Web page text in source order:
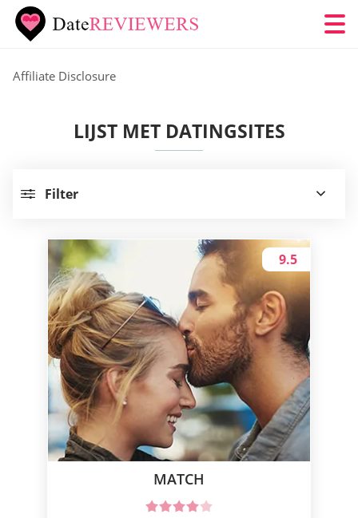
Affiliate Disclosure
LIJST MET DATINGSITES
Filter
MATCH
9.5